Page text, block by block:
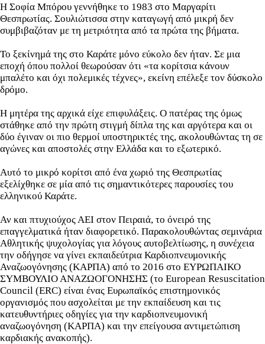
Η Σοφία Μπόρου γεννήθηκε το 1983 στο Μαργαρίτι
Θεσπρωτίας. Σουλιώτισσα στην καταγωγή από μικρή δεν
συμβιβαζόταν με τη μετριότητα από τα πρώτα της βήματα.
Το ξεκίνημά της στο Καράτε μόνο εύκολο δεν ήταν. Σε μια
εποχή όπου πολλοί θεωρούσαν ότι «τα κορίτσια κάνουν
μπαλέτο και όχι πολεμικές τέχνες», εκείνη επέλεξε τον δύσκολο
δρόμο.
Η μητέρα της αρχικά είχε επιφυλάξεις. Ο πατέρας της όμως
στάθηκε από την πρώτη στιγμή δίπλα της και αργότερα και οι
δύο έγιναν οι πιο θερμοί υποστηρικτές της, ακολουθώντας τη σε
αγώνες και αποστολές στην Ελλάδα και το εξωτερικό.
Αυτό το μικρό κορίτσι από ένα χωριό της Θεσπρωτίας
εξελίχθηκε σε μία από τις σημαντικότερες παρουσίες του
ελληνικού Καράτε.
Αν και πτυχιούχος ΑΕΙ στον Πειραιά, το όνειρό της
επαγγελματικά ήταν διαφορετικό. Παρακολουθώντας σεμινάρια
Αθλητικής ψυχολογίας για λόγους αυτοβελτίωσης, η συνέχεια
την οδήγησε να γίνει εκπαιδεύτρια Καρδιοπνευμονικής
Αναζωογόνησης (ΚΑΡΠΑ) από το 2016 στο ΕΥΡΩΠΑΙΚΟ
ΣΥΜΒΟΥΛΙΟ ΑΝΑΖΩΟΓΟΝΗΣΗΣ (το European Resuscitation
Council (ERC) είναι ένας Ευρωπαϊκός επιστημονικός
οργανισμός που ασχολείται με την εκπαίδευση και τις
κατευθυντήριες οδηγίες για την καρδιοπνευμονική
αναζωογόνηση (ΚΑΡΠΑ) και την επείγουσα αντιμετώπιση
καρδιακής ανακοπής).